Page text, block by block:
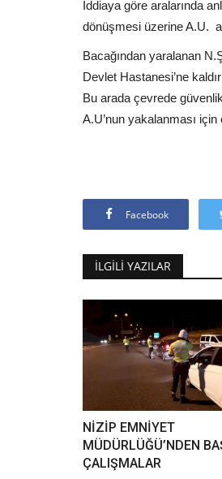
İddiaya göre aralarında
dönüşmesi üzerine A.U.
Bacağından yaralanan
Devlet Hastanesi’ne
Bu arada çevrede
A.U’nun yakalanması için
Facebook
İLGILI YAZILAR
NİZİP EMNİYET
MÜDÜRLÜĞÜ’NDEN
ÇALIŞMALAR